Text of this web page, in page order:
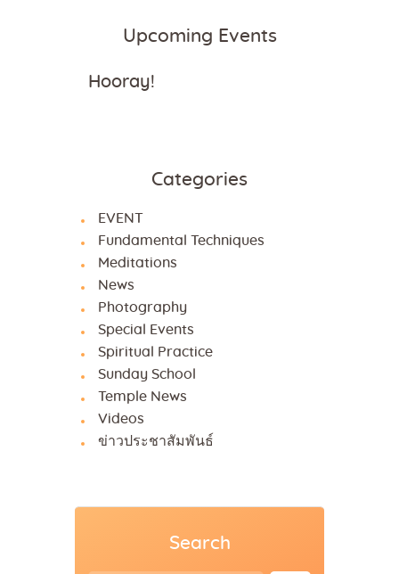
Upcoming Events
Hooray!
Categories
EVENT
Fundamental Techniques
Meditations
News
Photography
Special Events
Spiritual Practice
Sunday School
Temple News
Videos
ข่าวประชาสัมพันธ์
Search